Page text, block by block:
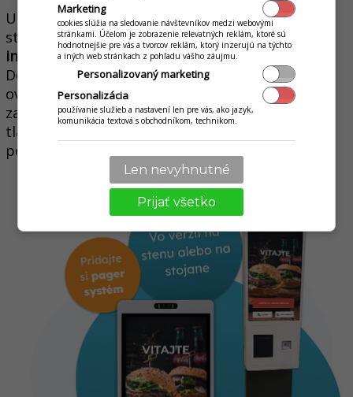
Univerzálny kiosk, ktorý sa vďaka inštalácii na
stenu alebo na stojan dokonale prispôsobí
individuálnym potrebám každého priestoru
Dotykový 21.5" displej zabezpečuje rýchle
ovládanie a skracuje čakacie doby. Súčasťou
zariadenia je integrovaný terminál a rýchla
tlačiareň na okamžité vydávanie účteniek a
potvrdení.
Marketing
cookies slúžia na sledovanie návštevníkov medzi webovými
stránkami. Účelom je zobrazenie relevatných reklám, ktoré sú
hodnotnejšie pre vás a tvorcov reklám, ktorý inzerujú na týchto
a iných web stránkach z pohľadu vášho záujmu.
Personalizovaný marketing
Personalizácia
používanie služieb a nastavení len pre vás, ako jazyk,
komunikácia textová s obchodníkom, technikom.
Len nevyhnutné
Prijať všetko